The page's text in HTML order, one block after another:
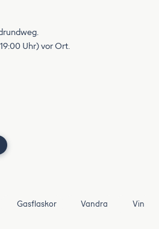
Uhr) vor Ort.
Gasflaskor Vandra Vin